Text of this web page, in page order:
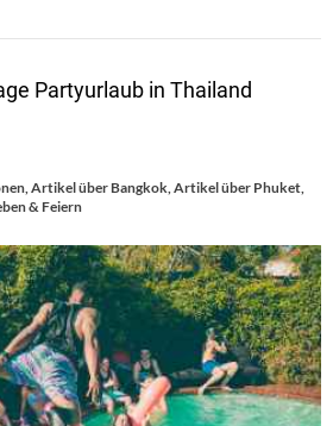
Partyurlaub in Thailand
Artikel über Bangkok Artikel über Phuket
& Feiern